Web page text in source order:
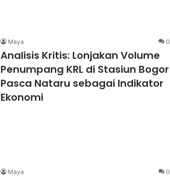
Maya 0
Analisis Kritis: Lonjakan Volume
Penumpang KRL di Stasiun Bogor
Pasca Nataru sebagai Indikator
Ekonomi
Maya 0